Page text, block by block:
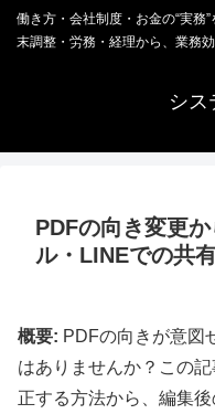
働き方・会社制度・お金の“実務
末調整・労務・経理から、業務
シス
PDFの向き変更
ル・LINEでの共
概要: PDFの向きが意図
はありませんか？この
正する方法から、編集